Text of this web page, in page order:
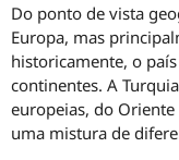
Do ponto de vista
Europa, mas
historicamente, o
continentes. A
europeias, do
uma mistura de